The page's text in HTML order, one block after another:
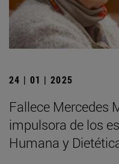
24 | 01 | 2025
Fallece Mercedes
impulsora de los
Humana y